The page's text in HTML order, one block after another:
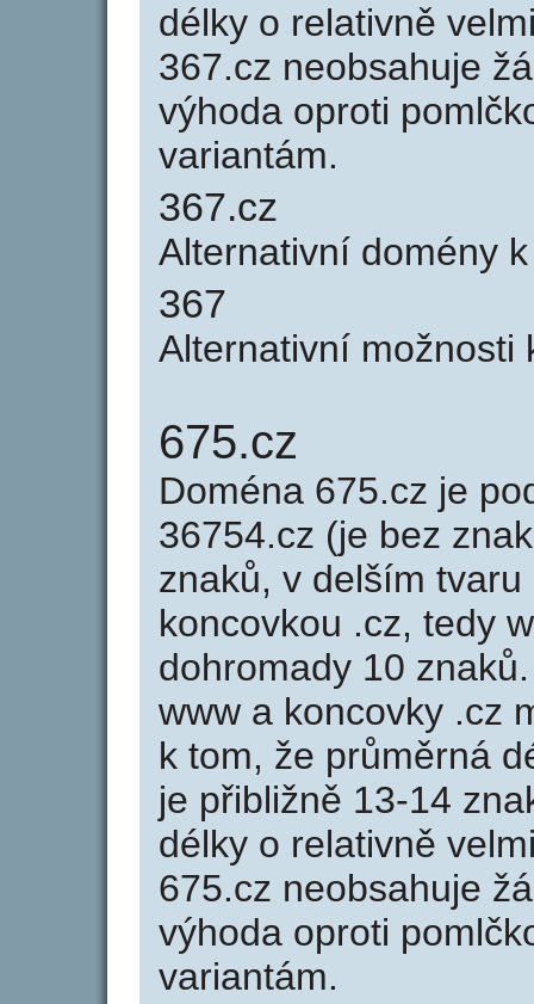
délky o relativně
367.cz neobsahuje
výhoda oproti
variantám.
367.cz
Alternativní domény
367
Alternativní
675.cz
Doména 675.cz je
36754.cz (je bez
znaků, v delším
koncovkou .cz, tedy
dohromady 10
www a koncovky .cz
k tom, že průměrná
je přibližně 13-14
délky o relativně
675.cz neobsahuje
výhoda oproti
variantám.